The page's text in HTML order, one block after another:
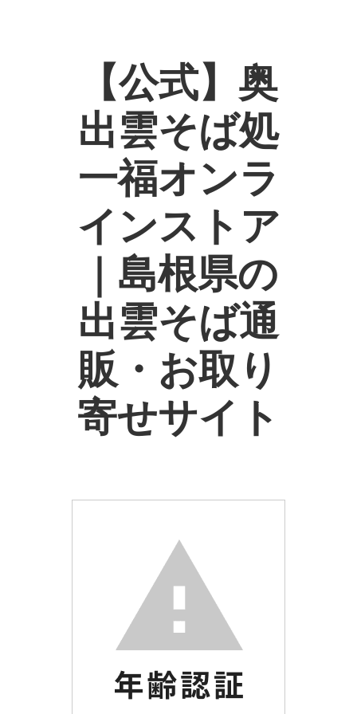
【公式】奥
出雲そば処
一福オンラ
インストア
｜島根県の
出雲そば通
販・お取り
寄せサイト